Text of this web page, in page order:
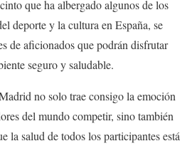
que ha albergado algunos de los
deporte y la cultura en España, se
de aficionados que podrán disfrutar
seguro y saludable.
no solo trae consigo la emoción
del mundo competir, sino también
la salud de todos los participantes está